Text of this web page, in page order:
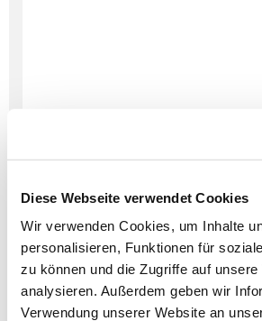
Diese Webseite verwendet Cookies
Wir verwenden Cookies, um Inhalte
personalisieren, Funktionen für
zu können und die Zugriffe auf
analysieren. Außerdem geben wir
Verwendung unserer Website an
Dies könnte